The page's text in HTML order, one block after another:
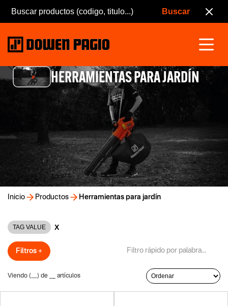
Inicio Productos Herramientas para jardín
HERRAMIENTAS PARA JARDÍN
TAG VALUE X
Filtros +
Viendo (__) de artículos